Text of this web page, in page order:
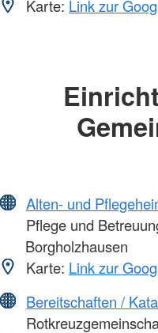
Karte: Link zur
Alten- und
Pflege und
Borgholzhausen
Karte: Link zur
Bereitschaften /